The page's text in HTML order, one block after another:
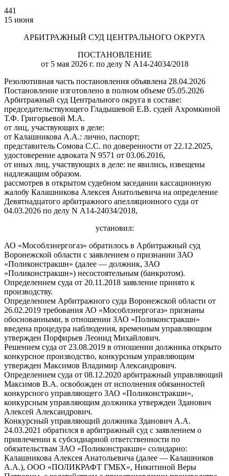
441
15 июня
АРБИТРАЖНЫЙ СУД ЦЕНТРАЛЬНОГО ОКРУГА
ПОСТАНОВЛЕНИЕ
от 5 мая 2026 г. по делу N А14-24034/2018
Резолютивная часть постановления объявлена 28.04.2026
Постановление изготовлено в полном объеме 05.05.2026
Арбитражный суд Центрального округа в составе:
председательствующего Гладышевой Е.В. судей Ахромкиной
Т.Ф. Григорьевой М.А.
от лиц, участвующих в деле:
от Калашникова А.А.: лично, паспорт;
представитель Сомова С.С. по доверенности от 22.12.2025,
удостоверение адвоката N 9571 от 03.06.2016,
от иных лиц, участвующих в деле: не явились, извещены
надлежащим образом.
рассмотрев в открытом судебном заседании кассационную
жалобу Калашникова Алексея Анатольевича на определение
Девятнадцатого арбитражного апелляционного суда от
04.03.2026 по делу N А14-24034/2018,
установил:
АО «Мособлэнергогаз» обратилось в Арбитражный суд
Воронежской области с заявлением о признании ЗАО
«Поликонстракшн» (далее — должник, ЗАО
«Поликонстракшн») несостоятельным (банкротом).
Определением суда от 20.11.2018 заявление принято к
производству.
Определением Арбитражного суда Воронежской области от
26.02.2019 требования АО «Мособлэнергогаз» признаны
обоснованными, в отношении ЗАО «Поликонстракшн»
введена процедура наблюдения, временным управляющим
утвержден Порфирьев Леонид Михайлович.
Решением суда от 23.08.2019 в отношении должника открыто
конкурсное производство, конкурсным управляющим
утвержден Максимов Владимир Александрович.
Определением суда от 08.12.2020 арбитражный управляющий
Максимов В.А. освобожден от исполнения обязанностей
конкурсного управляющего ЗАО «Поликонстракшн»,
конкурсным управляющим должника утвержден Зданович
Алексей Александрович.
Конкурсный управляющий должника Зданович А.А.
24.03.2021 обратился в арбитражный суд с заявлением о
привлечении к субсидиарной ответственности по
обязательствам ЗАО «Поликонстракшн» солидарно:
Калашникова Алексея Анатольевича (далее — Калашников
А.А.), ООО «ПОЛИКРАФТ ГМБХ», Никитиной Веры